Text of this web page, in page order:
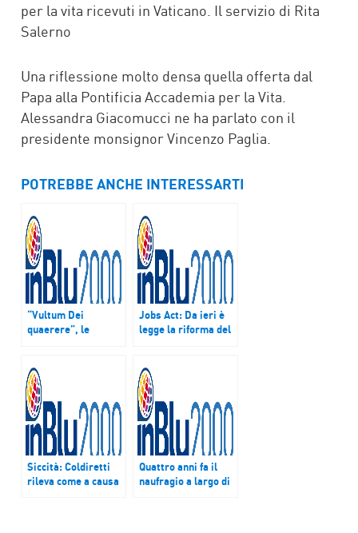
per la vita ricevuti in Vaticano. Il servizio di Rita
Salerno
Una riflessione molto densa quella offerta dal
Papa alla Pontificia Accademia per la Vita.
Alessandra Giacomucci ne ha parlato con il
presidente monsignor Vincenzo Paglia.
POTREBBE ANCHE INTERESSARTI
“Vultum Dei
quaerere”, le
religiose
contemplative
Jobs Act: Da ieri è
legge la riforma del
Siccità: Coldiretti
rileva come a causa
Quattro anni fa il
naufragio a largo di